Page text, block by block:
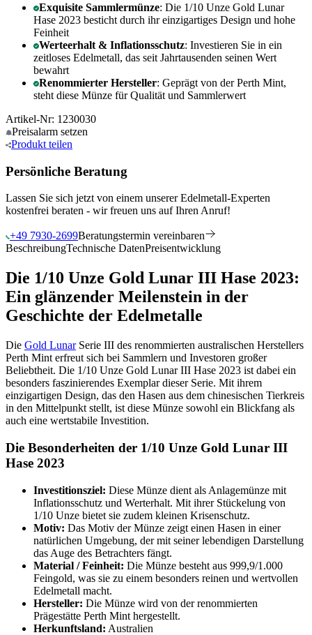
Exquisite Sammlermünze: Die 1/10 Unze Gold Lunar
Hase 2023 besticht durch ihr einzigartiges Design und hohe
Feinheit
Werteerhalt & Inflationsschutz: Investieren Sie in ein
zeitloses Edelmetall, das seit Jahrtausenden seinen Wert
bewahrt
Renommierter Hersteller: Geprägt von der Perth Mint,
steht diese Münze für Qualität und Sammlerwert
Artikel-Nr: 1230030
Preisalarm setzen
Produkt teilen
Persönliche Beratung
Lassen Sie sich jetzt von einem unserer Edelmetall-Experten
kostenfrei beraten - wir freuen uns auf Ihren Anruf!
+49 7930-2699Beratungstermin vereinbaren
BeschreibungTechnische DatenPreisentwicklung
Die 1/10 Unze Gold Lunar III Hase 2023:
Ein glänzender Meilenstein in der
Geschichte der Edelmetalle
Die Gold LunarSerie III des renommierten australischen Herstellers
Perth Mint erfreut sich bei Sammlern und Investoren großer
Beliebtheit. Die 1/10 Unze Gold Lunar III Hase 2023 ist dabei ein
besonders faszinierendes Exemplar dieser Serie. Mit ihrem
einzigartigen Design, das den Hasen aus dem chinesischen Tierkreis
in den Mittelpunkt stellt, ist diese Münze sowohl ein Blickfang als
auch eine wertstabile Investition.
Die Besonderheiten der 1/10 Unze Gold Lunar III
Hase 2023
Investitionsziel: Diese Münze dient als Anlagemünze mit
Inflationsschutz und Werterhalt. Mit ihrer Stückelung von
1/10 Unze bietet sie zudem kleinen Krisenschutz.
Motiv: Das Motiv der Münze zeigt einen Hasen in einer
natürlichen Umgebung, der mit seiner lebendigen Darstellung
das Auge des Betrachters fängt.
Material / Feinheit: Die Münze besteht aus 999,9/1.000
Feingold, was sie zu einem besonders reinen und wertvollen
Edelmetall macht.
Hersteller: Die Münze wird von der renommierten
Prägestätte Perth Mint hergestellt.
Herkunftsland: Australien